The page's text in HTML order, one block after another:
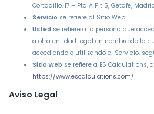
Cortadillo, 17 – Pta A Plt 5, Getafe,
Servicio se refiere al Sitio Web.
Usted se refiere a la persona que
a otra entidad legal en nombre de la
accediendo o utilizando el Servicio,
Sitio Web se refiere a ES Calculations,
https://www.escalculations.com/
Aviso Legal